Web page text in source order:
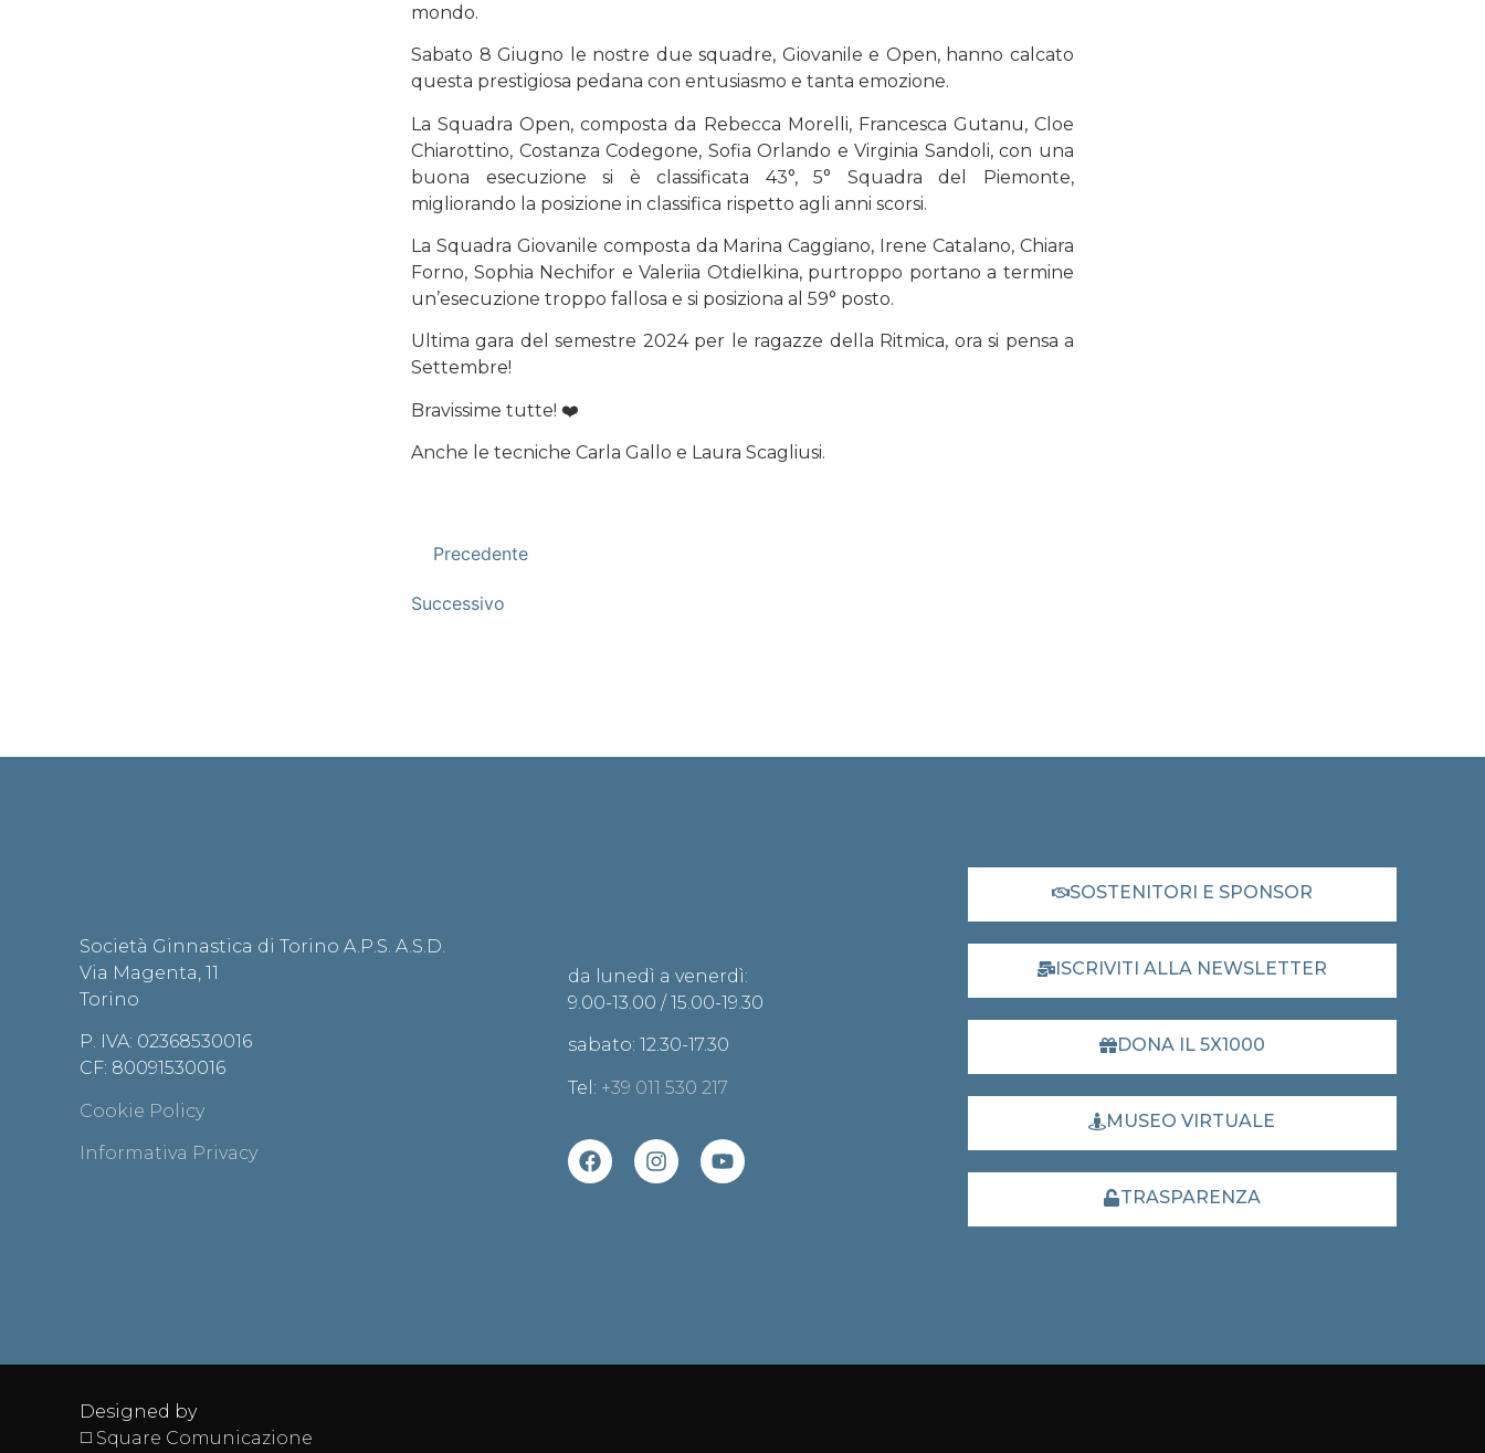
mondo.
Sabato 8 Giugno le nostre due squadre, Giovanile e Open, hanno calcato
questa prestigiosa pedana con entusiasmo e tanta emozione.
La Squadra Open, composta da Rebecca Morelli, Francesca Gutanu, Cloe
Chiarottino, Costanza Codegone, Sofia Orlando e Virginia Sandoli, con una
buona esecuzione si è classificata 43°, 5° Squadra del Piemonte,
migliorando la posizione in classifica rispetto agli anni scorsi.
La Squadra Giovanile composta da Marina Caggiano, Irene Catalano, Chiara
Forno, Sophia Nechifor e Valeriia Otdielkina, purtroppo portano a termine
un’esecuzione troppo fallosa e si posiziona al 59° posto.
Ultima gara del semestre 2024 per le ragazze della Ritmica, ora si pensa a
Settembre!
Bravissime tutte! ❤️
Anche le tecniche Carla Gallo e Laura Scagliusi.
Precedente
Successivo
Società Ginnastica di Torino A.P.S. A.S.D.
Via Magenta, 11
Torino
P. IVA: 02368530016
CF: 80091530016
Cookie Policy
Informativa Privacy
da lunedì a venerdì:
9.00-13.00 / 15.00-19.30
sabato: 12.30-17.30
Tel: +39 011 530 217
SOSTENITORI E SPONSOR
ISCRIVITI ALLA NEWSLETTER
DONA IL 5X1000
MUSEO VIRTUALE
TRASPARENZA
Designed by
◻️ Square Comunicazione